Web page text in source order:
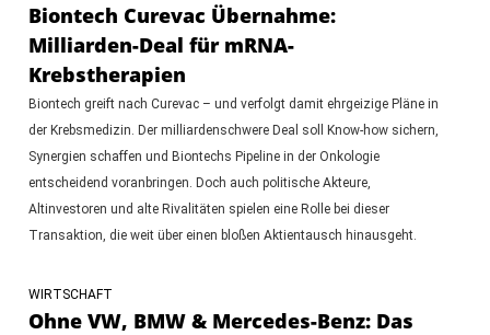
Biontech Curevac Übernahme:
Milliarden-Deal für mRNA-
Krebstherapien
Biontech greift nach Curevac – und verfolgt damit ehrgeizige Pläne in
der Krebsmedizin. Der milliardenschwere Deal soll Know-how sichern,
Synergien schaffen und Biontechs Pipeline in der Onkologie
entscheidend voranbringen. Doch auch politische Akteure,
Altinvestoren und alte Rivalitäten spielen eine Rolle bei dieser
Transaktion, die weit über einen bloßen Aktientausch hinausgeht.
WIRTSCHAFT
Ohne VW, BMW & Mercedes-Benz: Das